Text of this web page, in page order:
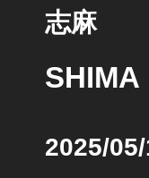
志麻
SHIMA
2025/